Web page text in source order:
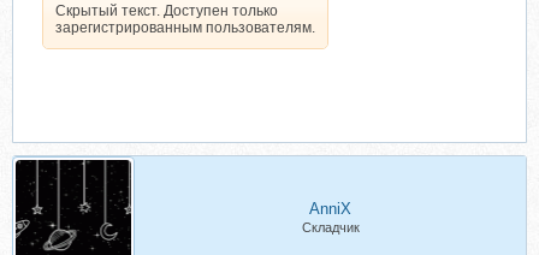
Скрытый текст. Доступен только
зарегистрированным пользователям.
AnniX
Складчик